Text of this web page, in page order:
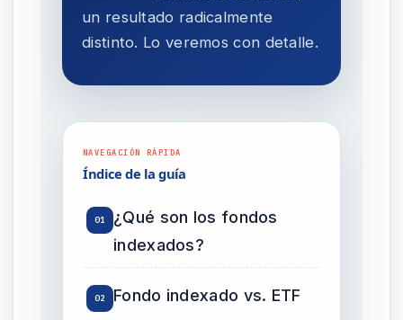
un resultado radicalmente
distinto. Lo veremos con detalle.
Índice de la guía
¿Qué son los fondos
indexados?
Fondo indexado vs. ETF